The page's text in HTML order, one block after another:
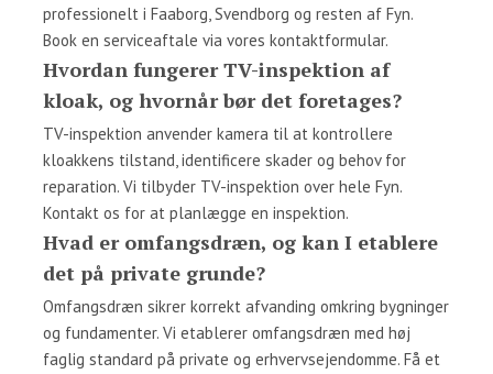
professionelt i Faaborg, Svendborg og resten af Fyn.
Book en serviceaftale via vores kontaktformular.
Hvordan fungerer TV-inspektion af
kloak, og hvornår bør det foretages?
TV-inspektion anvender kamera til at kontrollere
kloakkens tilstand, identificere skader og behov for
reparation. Vi tilbyder TV-inspektion over hele Fyn.
Kontakt os for at planlægge en inspektion.
Hvad er omfangsdræn, og kan I etablere
det på private grunde?
Omfangsdræn sikrer korrekt afvanding omkring bygninger
og fundamenter. Vi etablerer omfangsdræn med høj
faglig standard på private og erhvervsejendomme. Få et